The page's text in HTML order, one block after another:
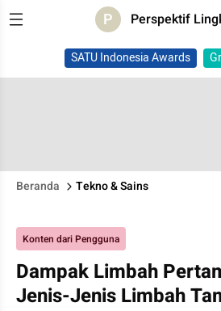
P Perspektif
SATU Indonesia Awards
Beranda Tekno & Sains
Konten dari Pengguna
Dampak Limbah
Jenis-Jenis Limbah